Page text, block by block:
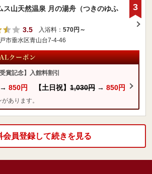
ス山天然温泉 月の湯舟（つきのゆふ
3.5
入浴料： 570円～
市垂水区青山台7-4-46
賞記念】入館料割引
→ 850円 【土日祝】 1,030円 → 850円
あります。
3
会員登録して続きを見る